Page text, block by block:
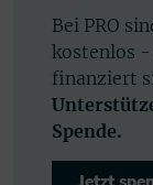
Bei PRO
kostenlos -
finanziert
Spende.